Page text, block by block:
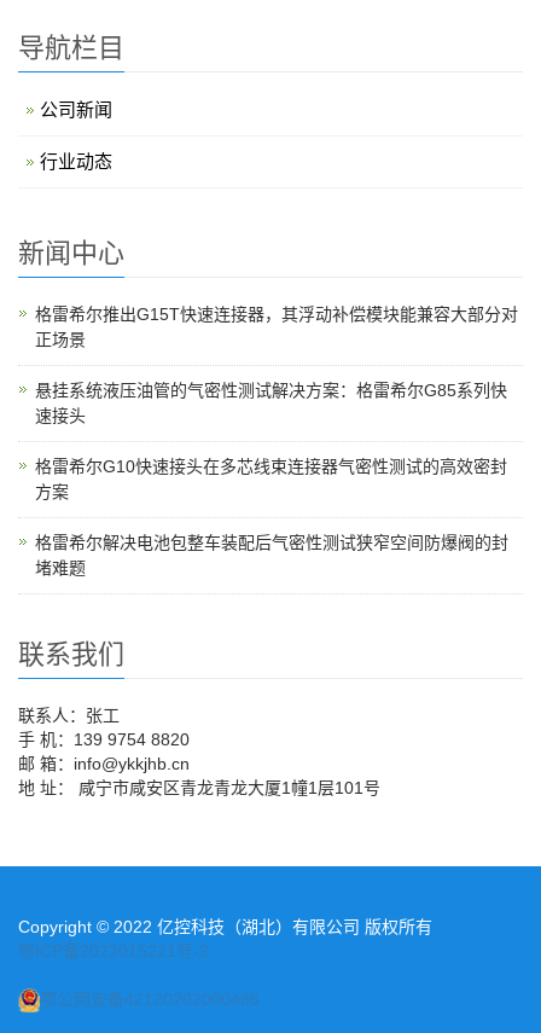
导航栏目
公司新闻
行业动态
新闻中心
格雷希尔推出G15T快速连接器，其浮动补偿模块能兼容大部分对
正场景
悬挂系统液压油管的气密性测试解决方案：格雷希尔G85系列快
速接头
格雷希尔G10快速接头在多芯线束连接器气密性测试的高效密封
方案
格雷希尔解决电池包整车装配后气密性测试狭窄空间防爆阀的封
堵难题
联系我们
联系人：张工
手 机：139 9754 8820
邮 箱：info@ykkjhb.cn
地 址： 咸宁市咸安区青龙青龙大厦1幢1层101号
Copyright © 2022 亿控科技（湖北）有限公司 版权所有
鄂ICP备2022015221号-2
鄂公网安备42120202000485